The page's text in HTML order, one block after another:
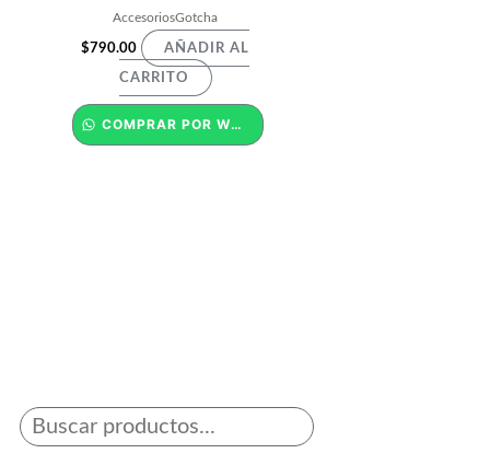
AccesoriosGotcha
$790.00 AÑADIR AL
CARRITO
COMPRAR POR WHATSAPP